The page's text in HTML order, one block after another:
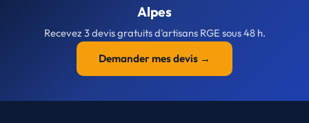
Alpes
Recevez 3 devis gratuits d'artisans RGE sous 48 h.
Demander mes devis →